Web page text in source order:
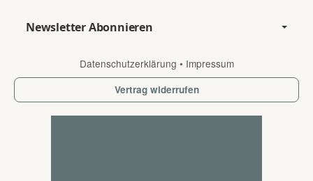
Newsletter Abonnieren
Datenschutzerklärung • Impressum
Vertrag widerrufen